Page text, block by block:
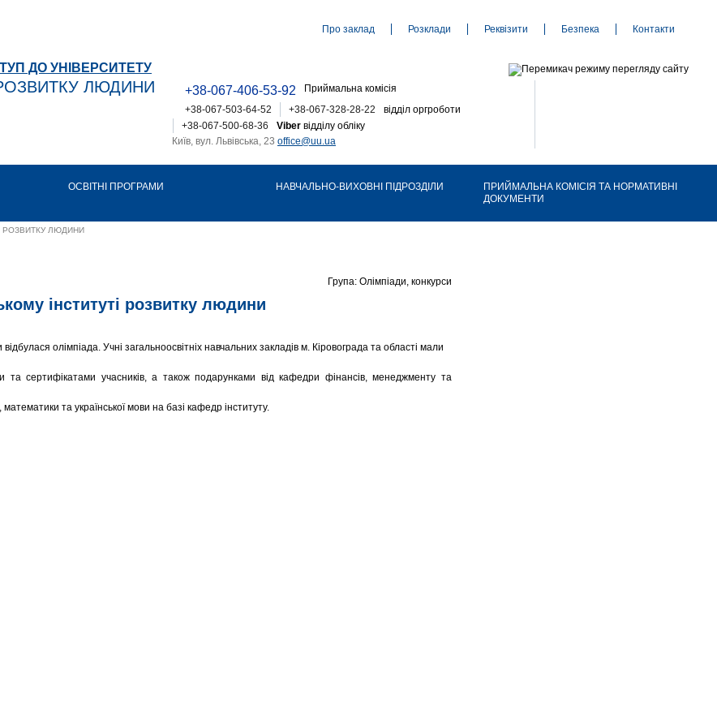
Про заклад Розклади Реквізити Безпека Контакти
ДО УНІВЕРСИТЕТУ
ЛЮДИНИ
+38-067-406-53-92
Приймальна комісія
відділ оргроботи
+38-067-503-64-52
+38-067-328-28-22
Viber відділу обліку
+38-067-500-68-36
Київ, вул. Львівська, 23 office@uu.ua
ОСВІТНІ ПРОГРАМИ НАВЧАЛЬНО-ВИХОВНІ ПІДРОЗДІЛИ
ПРИЙМАЛЬНА КОМІСІЯ ТА НОРМАТИВНІ
ДОКУМЕНТИ
РОЗВИТКУ ЛЮДИНИ
Група: Олімпіади, конкурси
інституті розвитку людини
олімпіада. Учні загальноосвітніх навчальних закладів м. Кіровограда та області мали
сертифікатами учасників, а також подарунками від кафедри фінансів, менеджменту та
та української мови на базі кафедр інституту.